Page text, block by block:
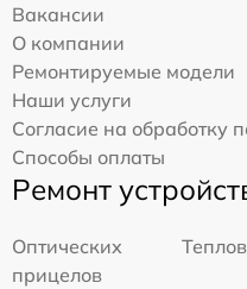
Вакансии
О компании
Ремонтируемые модели
Наши услуги
Согласие на обработку
Способы оплаты
Ремонт
Оптических
прицелов